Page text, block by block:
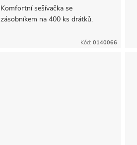
Komfortní sešívačka se
zásobníkem na 400 ks drátků.
Kód: 0140066